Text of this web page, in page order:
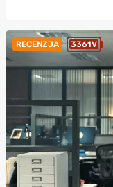
RECENZJA 3361V